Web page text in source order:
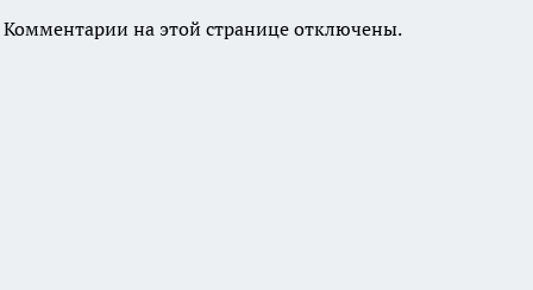
Комментарии на этой странице отключены.